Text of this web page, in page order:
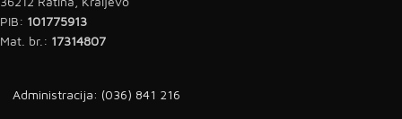
PIB: 101775913
Mat. br.: 17314807
Administracija: (036) 841 216